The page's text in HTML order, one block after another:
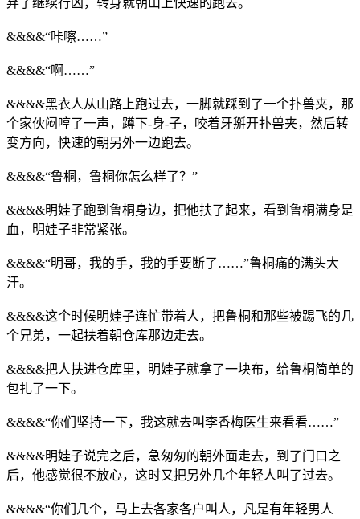
&&&&“咔嚓……”
&&&&“啊……”
&&&&黑衣人从山路上跑过去，一脚就踩到了一个扑兽夹，那
个家伙闷哼了一声，蹲下-身-子，咬着牙掰开扑兽夹，然后转
变方向，快速的朝另外一边跑去。
&&&&“鲁桐，鲁桐你怎么样了？”
&&&&明娃子跑到鲁桐身边，把他扶了起来，看到鲁桐满身是
血，明娃子非常紧张。
&&&&“明哥，我的手，我的手要断了……”鲁桐痛的满头大
汗。
&&&&这个时候明娃子连忙带着人，把鲁桐和那些被踢飞的几
个兄弟，一起扶着朝仓库那边走去。
&&&&把人扶进仓库里，明娃子就拿了一块布，给鲁桐简单的
包扎了一下。
&&&&“你们坚持一下，我这就去叫李香梅医生来看看……”
&&&&明娃子说完之后，急匆匆的朝外面走去，到了门口之
后，他感觉很不放心，这时又把另外几个年轻人叫了过去。
&&&&“你们几个，马上去各家各户叫人，凡是有年轻男人